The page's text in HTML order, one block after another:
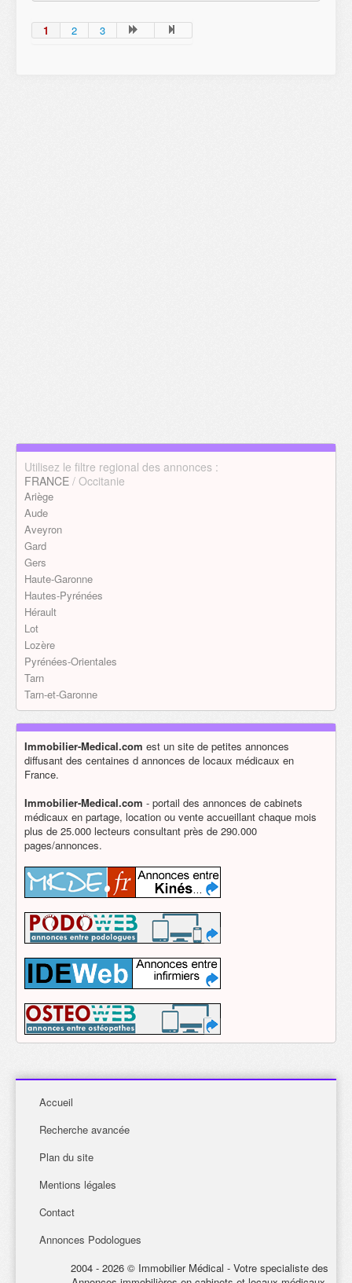
1 2 3
Utilisez le filtre regional des annonces :
FRANCE / Occitanie
Ariège
Aude
Aveyron
Gard
Gers
Haute-Garonne
Hautes-Pyrénées
Hérault
Lot
Lozère
Pyrénées-Orientales
Tarn
Tarn-et-Garonne
Immobilier-Medical.com est un site de petites annonces
diffusant des centaines d annonces de locaux médicaux en
France.
Immobilier-Medical.com - portail des annonces de cabinets
médicaux en partage, location ou vente accueillant chaque mois
plus de 25.000 lecteurs consultant près de 290.000
pages/annonces.
Accueil
Recherche avancée
Plan du site
Mentions légales
Contact
Annonces Podologues
2004 - 2026 © Immobilier Médical - Votre specialiste des